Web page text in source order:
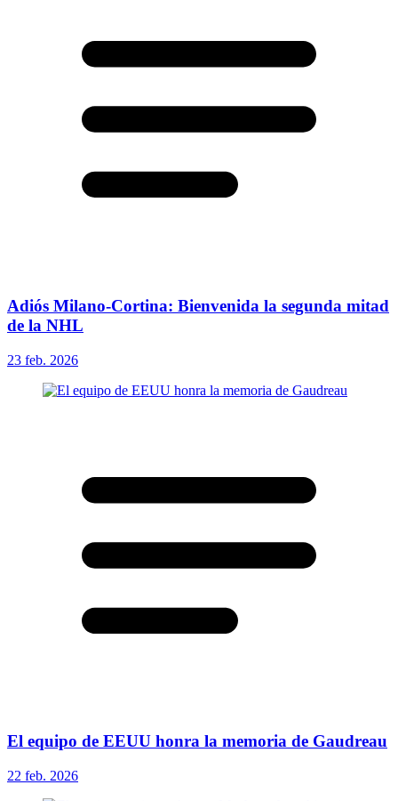
Adiós Milano-Cortina: Bienvenida la segunda mitad
de la NHL
23 feb. 2026
El equipo de EEUU honra la memoria de Gaudreau
22 feb. 2026